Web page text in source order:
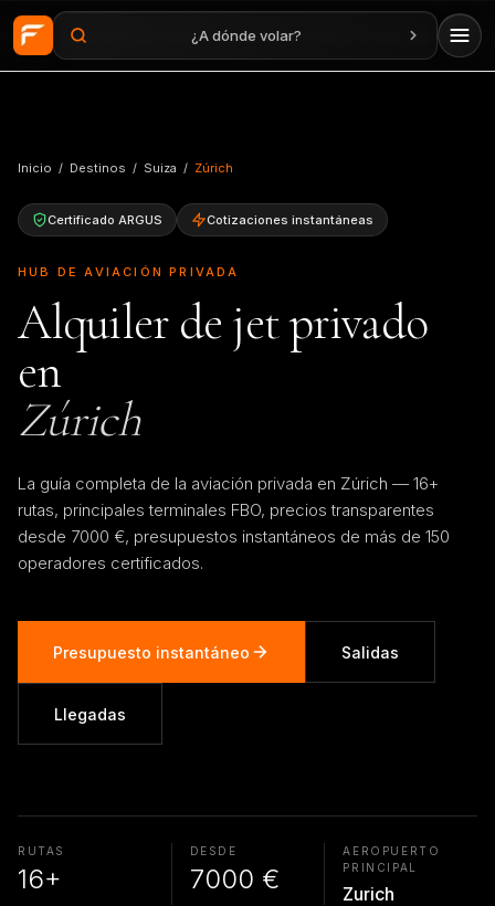
Saltar al contenido principal
¿A dónde volar?
Inicio / Destinos / Suiza / Zúrich
Certificado ARGUS Cotizaciones instantáneas
HUB DE AVIACIÓN PRIVADA
Alquiler de jet privado
en
Zúrich
La guía completa de la aviación privada en Zúrich — 16+
rutas, principales terminales FBO, precios transparentes
desde 7000 €, presupuestos instantáneos de más de 150
operadores certificados.
Presupuesto instantáneo Salidas
Llegadas
RUTAS
16+
DESDE
7000 €
AEROPUERTO
PRINCIPAL
Zurich